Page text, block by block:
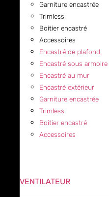
Garniture encastrée
Trimless
Boitier encastré
Accessoires
Encastré de plafond
Encastré sous armoire
Encastré au mur
Encastré extérieur
Garniture encastrée
Trimless
Boitier encastré
Accessoires
VENTILATEUR